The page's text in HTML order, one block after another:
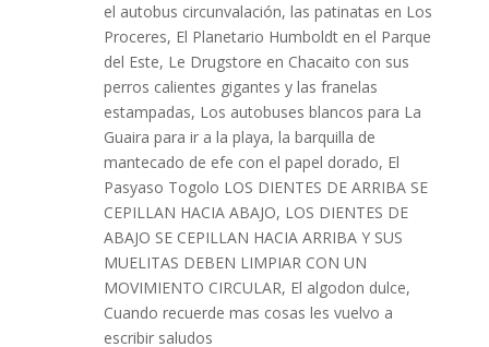
el autobus circunvalación, las patinatas en Los
Proceres, El Planetario Humboldt en el Parque
del Este, Le Drugstore en Chacaito con sus
perros calientes gigantes y las franelas
estampadas, Los autobuses blancos para La
Guaira para ir a la playa, la barquilla de
mantecado de efe con el papel dorado, El
Pasyaso Togolo LOS DIENTES DE ARRIBA SE
CEPILLAN HACIA ABAJO, LOS DIENTES DE
ABAJO SE CEPILLAN HACIA ARRIBA Y SUS
MUELITAS DEBEN LIMPIAR CON UN
MOVIMIENTO CIRCULAR, El algodon dulce,
Cuando recuerde mas cosas les vuelvo a
escribir saludos